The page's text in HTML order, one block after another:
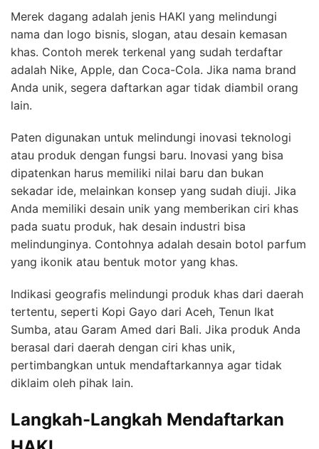
Merek dagang adalah jenis HAKI yang melindungi
nama dan logo bisnis, slogan, atau desain kemasan
khas. Contoh merek terkenal yang sudah terdaftar
adalah Nike, Apple, dan Coca-Cola. Jika nama brand
Anda unik, segera daftarkan agar tidak diambil orang
lain.
Paten digunakan untuk melindungi inovasi teknologi
atau produk dengan fungsi baru. Inovasi yang bisa
dipatenkan harus memiliki nilai baru dan bukan
sekadar ide, melainkan konsep yang sudah diuji. Jika
Anda memiliki desain unik yang memberikan ciri khas
pada suatu produk, hak desain industri bisa
melindunginya. Contohnya adalah desain botol parfum
yang ikonik atau bentuk motor yang khas.
Indikasi geografis melindungi produk khas dari daerah
tertentu, seperti Kopi Gayo dari Aceh, Tenun Ikat
Sumba, atau Garam Amed dari Bali. Jika produk Anda
berasal dari daerah dengan ciri khas unik,
pertimbangkan untuk mendaftarkannya agar tidak
diklaim oleh pihak lain.
Langkah-Langkah Mendaftarkan